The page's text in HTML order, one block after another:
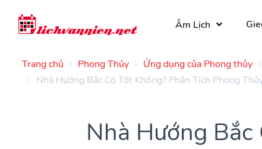
Âm Lịch
Trang chủ Phong Thủy Ứng dụng của Phong thủy
Nhà Hướng Bắc Có Tốt Không? Phân Tích Phong
Nhà Hướng Bắc